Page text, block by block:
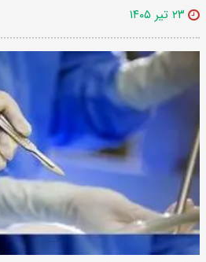
۲۳ تیر ۱۴۰۵